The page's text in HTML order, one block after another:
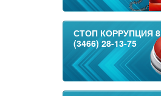
СТОП КОРРУПЦИЯ 8
(3466) 28-13-75